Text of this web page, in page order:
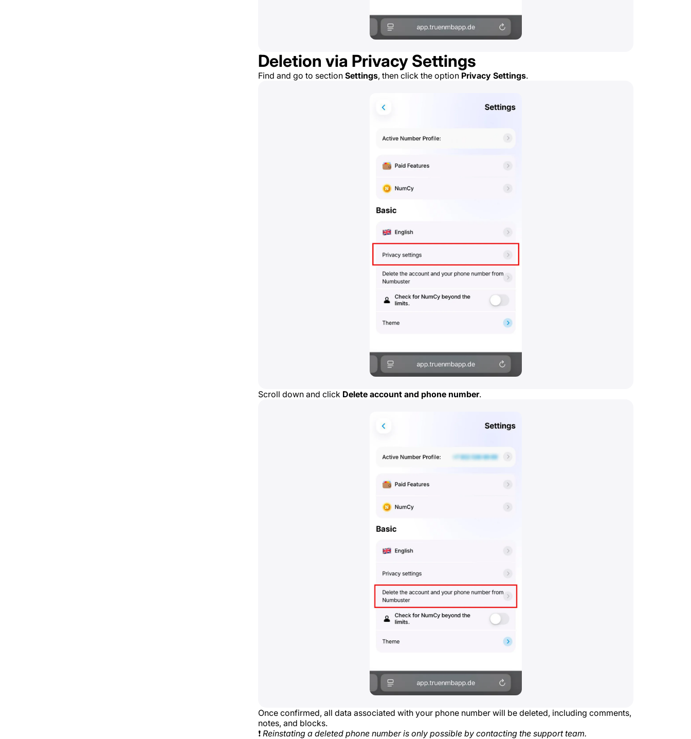
Deletion via Privacy Settings
Find and go to section Settings, then click the option Privacy Settings.
Scroll down and click Delete account and phone number.
Once confirmed, all data associated with your phone number will be deleted, including comments,
notes, and blocks.
❗ Reinstating a deleted phone number is only possible by contacting the support team.